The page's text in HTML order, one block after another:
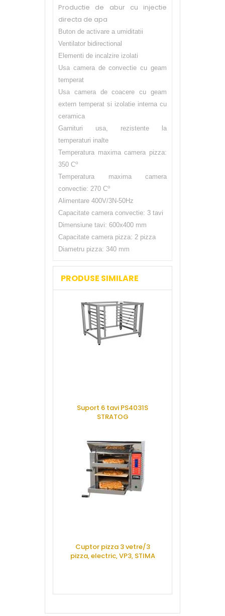
Productie de abur cu injectie
directa de apa
Buton de activare a umiditatii
Ventilator bidirectional
Elementi de incalzire izolati
Usa camera de convectie cu geam
temperat
Usa camera de coacere cu geam
extern temperat si izolatie interna cu
ceramica
Garnituri usa, rezistente la
temperaturi inalte
Temperatura maxima camera pizza:
350 Co
Temperatura maxima camera
convectie: 270 Co
Alimentare 400V/3N-50Hz
Capacitate camera convectie: 3 tavi
Dimensiune tavi: 600x400 mm
Capacitate camera pizza: 2 pizza
Diametru pizza: 340 mm
PRODUSE SIMILARE
Suport 6 tavi PS4031S
STRATOG
Cuptor pizza 3 vetre/3
pizza, electric, VP3, STIMA